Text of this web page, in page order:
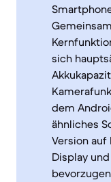
sich
dem
ähnliches
Version
Display